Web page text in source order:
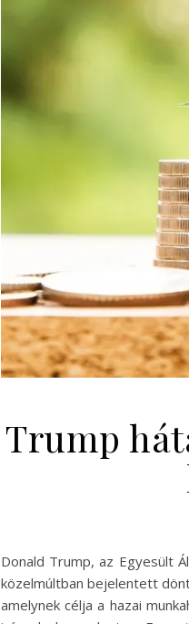
Trump
Donald Trump, az Egyesült
közelmúltban bejelentett
amelynek célja a hazai